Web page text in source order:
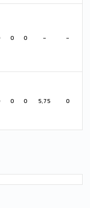
0 0 - -
0 0 5,75 0